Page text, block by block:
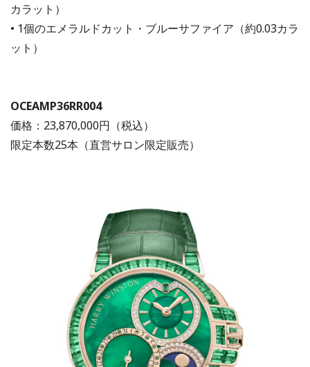
カラット）
• 1個のエメラルドカット・ブルーサファイア（約0.03カラ
ット）
OCEAMP36RR004
価格： 23,870,000円 （税込）
限定本数25本（直営サロン限定販売）